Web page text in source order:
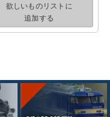
欲しいものリストに
追加する